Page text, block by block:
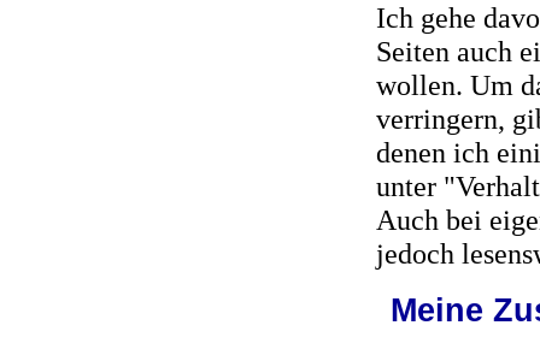
Ich gehe
Seiten auch
wollen. Um
verringern,
denen ich
unter
Auch bei
jedoch
Meine